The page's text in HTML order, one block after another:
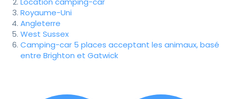
Royaume-Uni
Angleterre
West Sussex
Camping-car 5 places acceptant les animaux, basé
entre Brighton et Gatwick